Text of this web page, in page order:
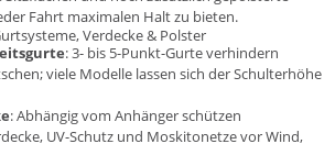
Fahrt maximalen Halt zu bieten.
Verdecke & Polster
: 3- bis 5-Punkt-Gurte verhindern
viele Modelle lassen sich der Schulterhöhe
: Abhängig vom Anhänger schützen
UV-Schutz und Moskitonetze vor Wind,